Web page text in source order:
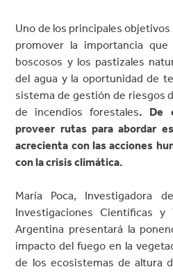
Uno de los principales
promover la importancia
boscosos y los pastizales
del agua y la oportunidad de
sistema de gestión de riesgos
de incendios forestales. De
proveer rutas para abordar
acrecienta con las acciones
con la crisis climática.
María Poca, Investigadora
Investigaciones Científicas y
Argentina presentará la
impacto del fuego en la
de los ecosistemas de altura